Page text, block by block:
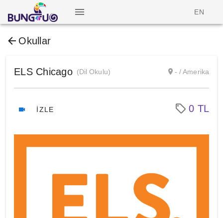
EN
Okullar
ELS Chicago (Dil Okulu) - / Amerika
İZLE 0 TL